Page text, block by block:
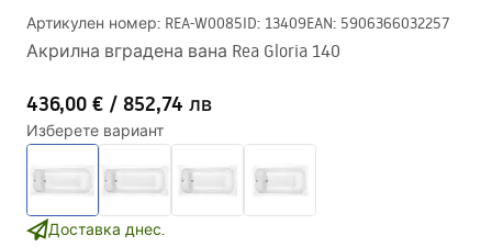
Артикулен номер: REA-W0085ID: 13409EAN: 5906366032257
Акрилна вградена вана Rea Gloria 140
436,00 € / 852,74 лв
Изберете вариант
Доставка днес.